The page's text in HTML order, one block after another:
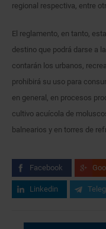
regional respectiva, entre
El reglamento, en tanto,
destino que podrá darse a
contarán los urbanos,
prohibirá su uso para
en general, en procesos
cultivo acuícola de
balnearios y en torres de
Facebook
Linkedin